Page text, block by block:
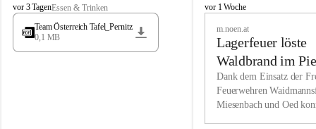
vielfältige Angebot unserer Kulturvereine.
Überzeugen Sie sich selbst, dass Sie in Miesenbach sowie
in den Beherbergungsbetrieben, Gaststätten und urigen
Wir kennen Miesenbach als lebens- und liebenswerten Ort.
Tradition und Innovation werden ebenso groß geschrieben
M
i
s
vor 3 TagenEssen & Trinken
Team Österreich Tafel_Pernitz
0,1 MB
M
h
vor 1 Woche
m.noen.at
Lagerfeuer löste
Waldbrand im
aus
Dank dem Einsatz der
Feuerwehren
Miesenbach und Oed